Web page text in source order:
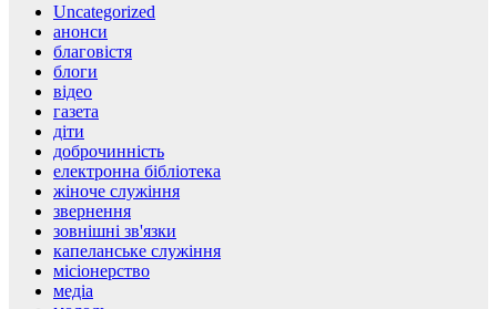
Uncategorized
анонси
благовістя
блоги
відео
газета
діти
доброчинність
електронна бібліотека
жіноче служіння
звернення
зовнішні зв'язки
капеланське служіння
місіонерство
медіа